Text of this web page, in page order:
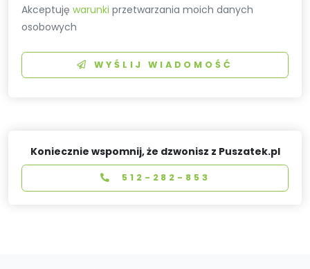
Akceptujęwarunki przetwarzania moich danych
osobowych
WYŚLIJ WIADOMOŚĆ
Koniecznie wspomnij, że dzwonisz z Puszatek.pl
512-282-853